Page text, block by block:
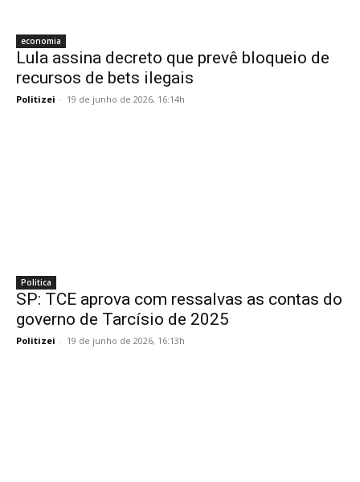
economia
Lula assina decreto que prevê bloqueio de
recursos de bets ilegais
Politizei - 19 de junho de 2026, 16:14h
Politica
SP: TCE aprova com ressalvas as contas do
governo de Tarcísio de 2025
Politizei - 19 de junho de 2026, 16:13h